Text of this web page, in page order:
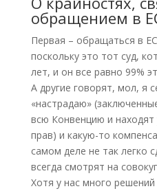
обращением в
Первая – обращаться в
поскольку это тот суд,
лет, и он все равно 99%
А другие говорят, мол, я
«настрадаю»
всю Конвенцию и находят
прав) и какую-то
самом деле не так легко
всегда смотрят на
Хотя у нас много